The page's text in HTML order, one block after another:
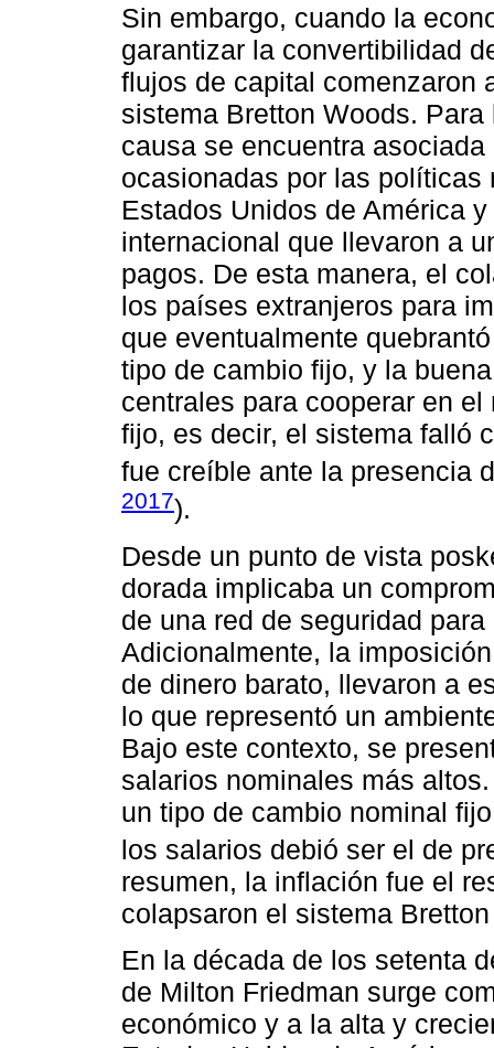
Sin embargo, cuando la
garantizar la convertibilidad
flujos de capital comenzaron
sistema Bretton Woods.
causa se encuentra
ocasionadas por las
Estados Unidos de América
internacional que llevaron a
pagos. De esta manera, el
los países extranjeros para
que eventualmente
tipo de cambio fijo, y la
centrales para cooperar en
fijo, es decir, el sistema falló
fue creíble ante la presencia
2017).
Desde un punto de vista
dorada implicaba un
de una red de seguridad
Adicionalmente, la
de dinero barato, llevaron a
lo que representó un
Bajo este contexto, se
salarios nominales más
un tipo de cambio nominal
los salarios debió ser el de
resumen, la inflación fue el
colapsaron el sistema
En la década de los setenta
de Milton Friedman surge
económico y a la alta y